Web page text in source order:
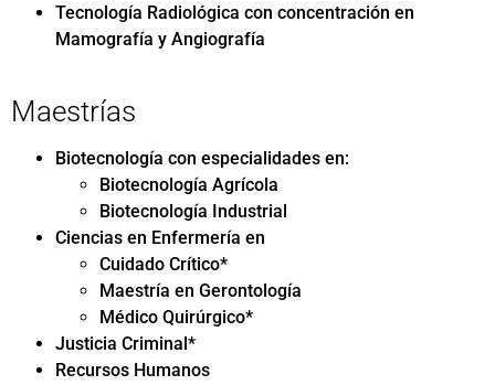
Tecnología Radiológica con concentración en
Mamografía y Angiografía
Maestrías
Biotecnología con especialidades en:
Biotecnología Agrícola
Biotecnología Industrial
Ciencias en Enfermería en
Cuidado Crítico*
Maestría en Gerontología
Médico Quirúrgico*
Justicia Criminal*
Recursos Humanos